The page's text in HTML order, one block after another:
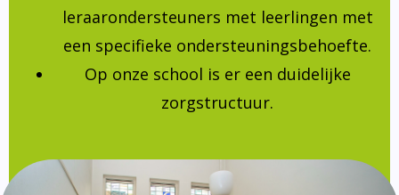
leraarondersteuners met leerlingen met
een specifieke ondersteuningsbehoefte.
Op onze school is er een duidelijke
zorgstructuur.